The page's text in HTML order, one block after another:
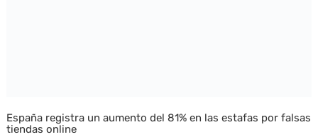
España registra un aumento del 81% en las estafas por falsas
tiendas online